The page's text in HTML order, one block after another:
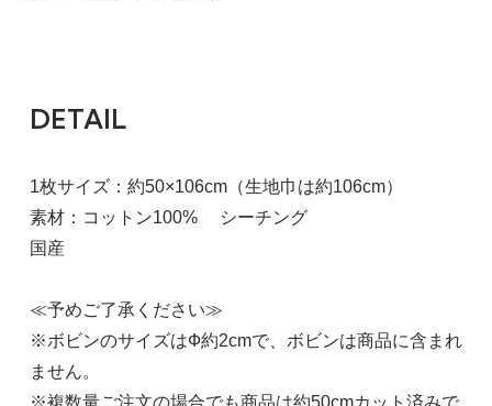
DETAIL
1枚サイズ：約50×106cm（生地巾は約106cm）
素材：コットン100% シーチング
国産
≪予めご了承ください≫
※ボビンのサイズはФ約2cmで、ボビンは商品に含まれ
ません。